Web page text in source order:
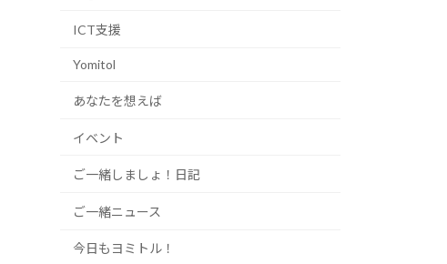
ICT支援
Yomitol
あなたを想えば
イベント
ご一緒しましょ！日記
ご一緒ニュース
今日もヨミトル！